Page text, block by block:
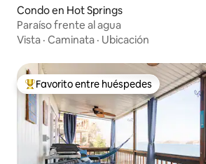
Condo en Hot Springs
Paraíso frente al agua
Vista · Caminata · Ubicación
Favorito entre huéspedes preferido
Favorito entre huéspedes